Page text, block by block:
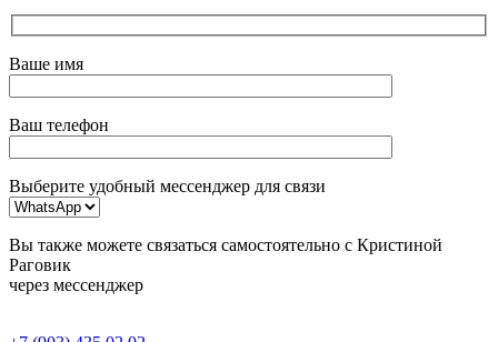
Ваше имя
Ваш телефон
Выберите удобный мессенджер для связи
Вы также можете связаться самостоятельно с Кристиной
Раговик
через мессенджер